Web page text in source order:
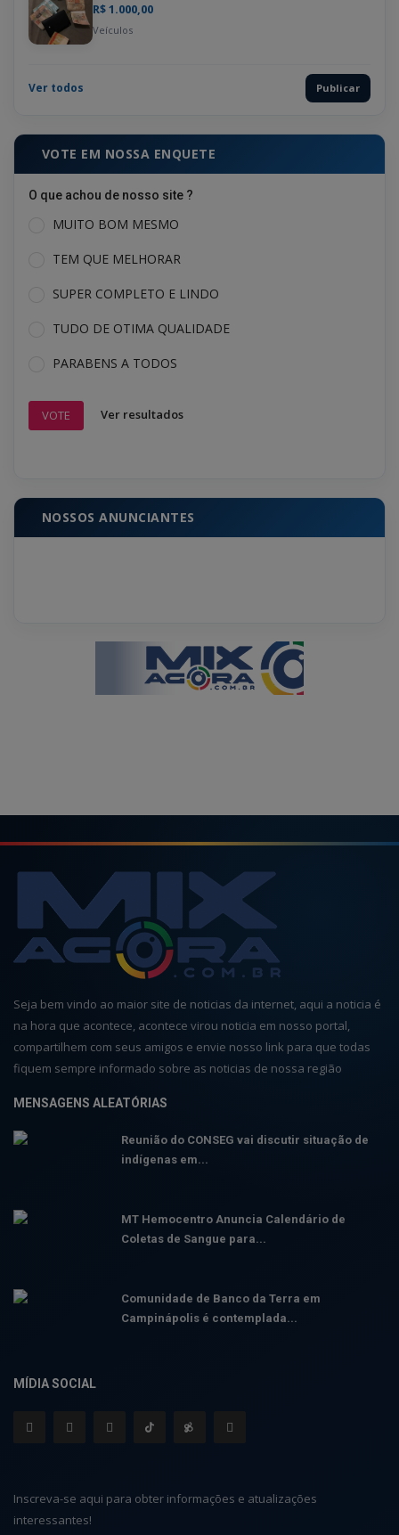
R$ 1.000,00
Veículos
Ver todos Publicar
VOTE EM NOSSA ENQUETE
O que achou de nosso site ?
MUITO BOM MESMO
TEM QUE MELHORAR
SUPER COMPLETO E LINDO
TUDO DE OTIMA QUALIDADE
PARABENS A TODOS
VOTE Ver resultados
NOSSOS ANUNCIANTES
Seja bem vindo ao maior site de noticias da internet, aqui a noticia é
na hora que acontece, acontece virou noticia em nosso portal,
compartilhem com seus amigos e envie nosso link para que todas
fiquem sempre informado sobre as noticias de nossa região
MENSAGENS ALEATÓRIAS
Reunião do CONSEG vai discutir situação de
indígenas em...
MT Hemocentro Anuncia Calendário de
Coletas de Sangue para...
Comunidade de Banco da Terra em
Campinápolis é contemplada...
MÍDIA SOCIAL
Inscreva-se aqui para obter informações e atualizações
interessantes!